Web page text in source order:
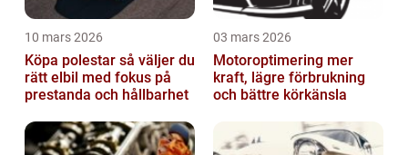
10 mars 2026
Köpa polestar så väljer du
rätt elbil med fokus på
prestanda och hållbarhet
03 mars 2026
Motoroptimering mer
kraft, lägre förbrukning
och bättre körkänsla